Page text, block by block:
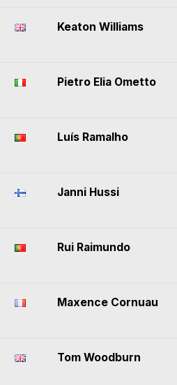
Keaton Williams
Pietro Elia Ometto
Luís Ramalho
Janni Hussi
Rui Raimundo
Maxence Cornuau
Tom Woodburn